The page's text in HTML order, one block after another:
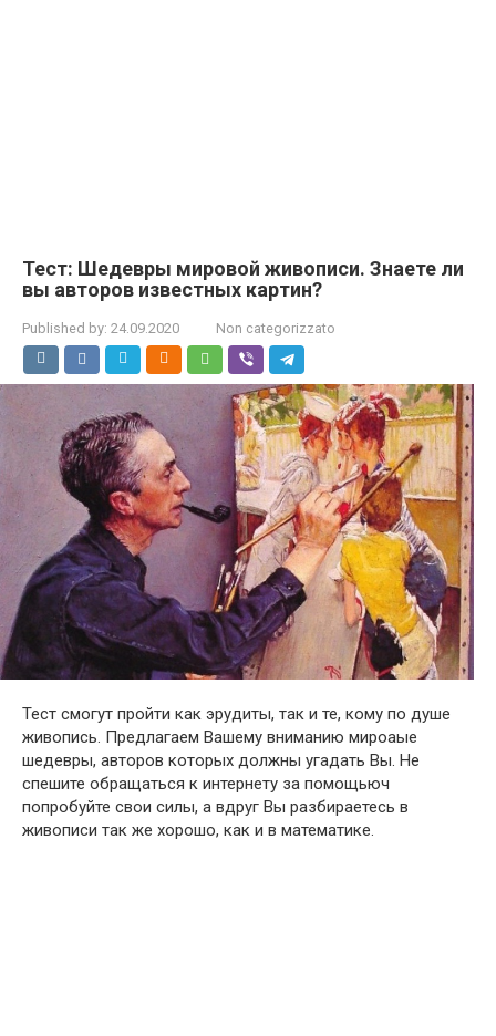
Тест: Шедевры мировой живописи. Знаете ли
вы авторов известных картин?
Published by: 24.09.2020 Non categorizzato
Тест смогут пройти как эрудиты, так и те, кому по душе
живопись. Предлагаем Вашему вниманию мироаые
шедевры, авторов которых должны угадать Вы. Не
спешите обращаться к интернету за помощьюч
попробуйте свои силы, а вдруг Вы разбираетесь в
живописи так же хорошо, как и в математике.